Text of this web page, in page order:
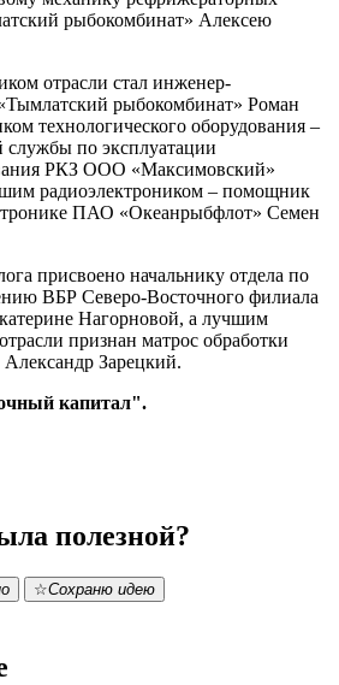
рыбокомбинат» Алексею
отрасли стал инженер-
рыбокомбинат» Роман
технологического оборудования –
службы по эксплуатации
РКЗ ООО «Максимовский»
радиоэлектроником – помощник
ПАО «Океанрыбфлот» Семен
присвоено начальнику отдела по
ВБР Северо-Восточного филиала
Нагорновой, а лучшим
признан матрос обработки
Зарецкий.
капитал".
полезной?
☆Сохраню идею